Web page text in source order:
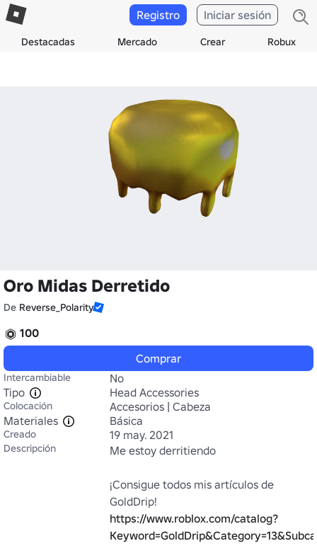
Destacadas Mercado Crear Robux
Registro Iniciar sesión
Oro Midas Derretido
De Reverse_Polarity
100
Comprar
Intercambiable
No
Tipo
Head Accessories
Colocación
Accesorios | Cabeza
Materiales
Básica
Creado 19 may. 2021
Descripción Me estoy derritiendo
¡Consigue todos mis artículos de
https://www.roblox.com/catalog?